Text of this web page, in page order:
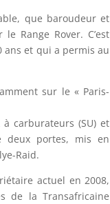
que baroudeur et
Range Rover. C’est
ans et qui a permis au
sur le « Paris-
à carburateurs (SU) et
deux portes, mis en
Raid.
actuel en 2008,
de la Transafricaine